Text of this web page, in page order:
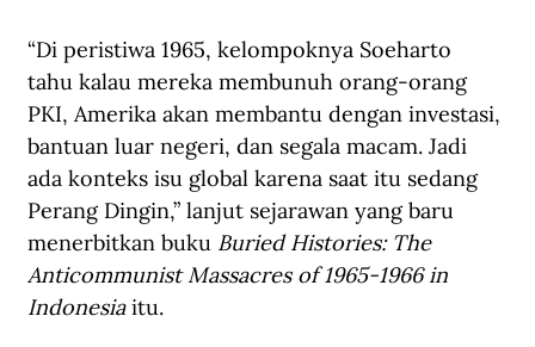
“Di peristiwa 1965, kelompoknya Soeharto
tahu kalau mereka membunuh orang-orang
PKI, Amerika akan membantu dengan investasi,
bantuan luar negeri, dan segala macam. Jadi
ada konteks isu global karena saat itu sedang
Perang Dingin,” lanjut sejarawan yang baru
menerbitkan buku Buried Histories: The
Anticommunist Massacres of 1965-1966 in
Indonesia itu.